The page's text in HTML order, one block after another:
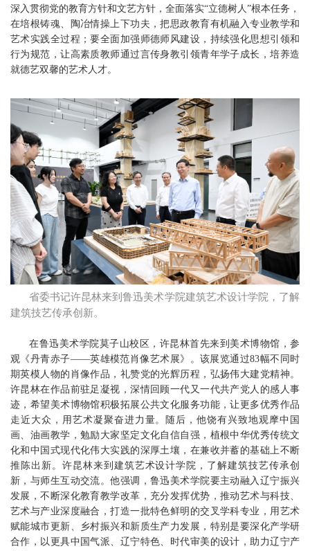
深入贯彻党的教育方针和文艺方针，全面落实“立德树人”根本任务，
在培根铸魂、陶冶情操上下功夫，把思政教育有机融入专业教学和
艺术实践全过程；要全面加强师德师风建设，持续强化思想引领和
行为规范，让高素质教师通过言传身教引领青年学子成长，培养造
就德艺双馨的艺术人才。
省委书记许昆林来到鲁迅美术学院建筑艺术设计学院，了解
建筑技艺传承创新。
在鲁迅美术学院莫子山校区，许昆林首先来到美术博物馆，参
观《丹青赤子——英雄模范肖像艺术展》。该展览通过83幅不同时
期英模人物的肖像作品，礼赞党的光辉历程，弘扬伟大建党精神。
许昆林在作品前驻足凝视，深情回顾一代又一代共产党人的感人事
迹，希望美术博物馆积极拓展公共文化服务功能，让更多优秀作品
走近大众，用艺术凝聚奋进力量。随后，他饶有兴致地观摩中国
画、油画教学，勉励大家坚定文化自信自强，植根中华优秀传统文
化和中国式现代化伟大实践的深厚土壤，在兼收并蓄的基础上不断
推陈出新。许昆林来到建筑艺术设计学院，了解建筑技艺传承创
新，与师生互动交流。他强调，鲁迅美术学院要主动融入辽宁振兴
发展，不断深化教育教学改革，充分发挥优势，推动艺术与科技、
艺术与产业深度融合，打造一批特色鲜明的交叉学科专业，用艺术
赋能城市更新、乡村振兴和新质生产力发展，特别是要深化产学研
合作，以更具中国气派、辽宁特色、时代审美的设计，助力辽宁产